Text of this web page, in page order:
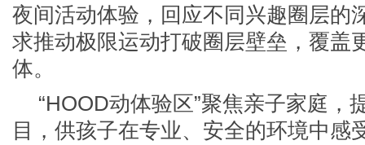
夜间活动体验，回应不同兴趣圈层的
求推动极限运动打破圈层壁垒，覆盖
体。
“HOOD动体验区”聚焦亲子家庭，
目，供孩子在专业、安全的环境中感